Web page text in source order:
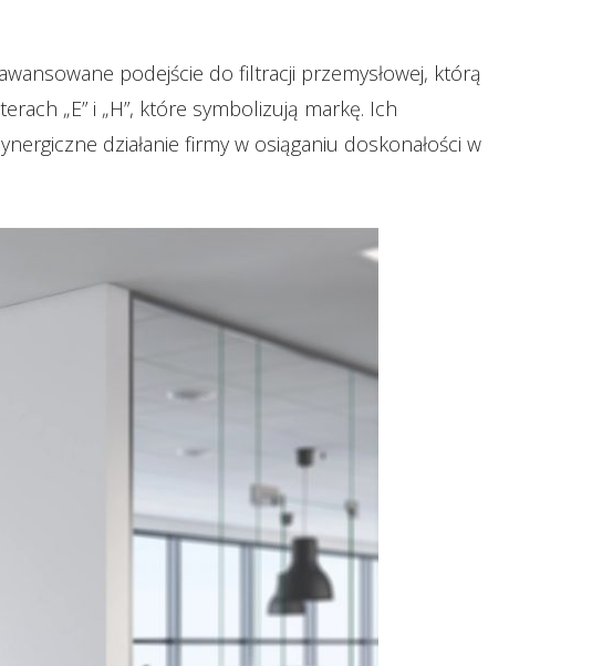
podejście do filtracji przemysłowej, którą
„E” i „H”, które symbolizują markę. Ich
działanie firmy w osiąganiu doskonałości w